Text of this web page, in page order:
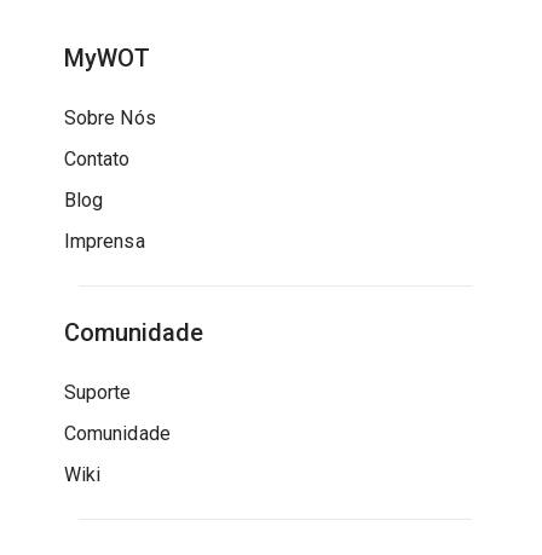
MyWOT
Sobre Nós
Contato
Blog
Imprensa
Comunidade
Suporte
Comunidade
Wiki